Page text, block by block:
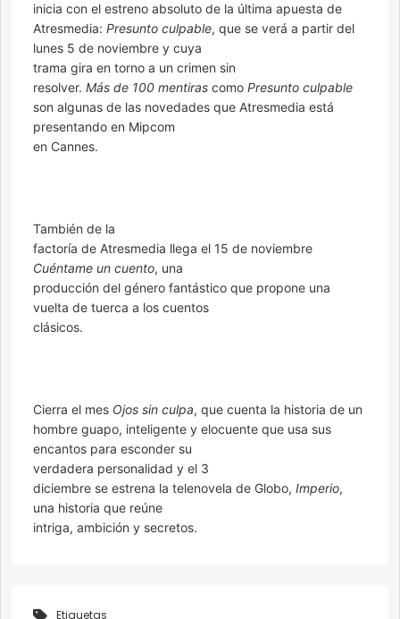
inicia con el estreno absoluto de la última apuesta de
Atresmedia: Presunto culpable, que se verá a partir del
lunes 5 de noviembre y cuya
trama gira en torno a un crimen sin
resolver. Más de 100 mentiras como Presunto culpable
son algunas de las novedades que Atresmedia está
presentando en Mipcom
en Cannes.
También de la
factoría de Atresmedia llega el 15 de noviembre
Cuéntame un cuento, una
producción del género fantástico que propone una
vuelta de tuerca a los cuentos
clásicos.
Cierra el mes Ojos sin culpa, que cuenta la historia de un
hombre guapo, inteligente y elocuente que usa sus
encantos para esconder su
verdadera personalidad y el 3
diciembre se estrena la telenovela de Globo, Imperio,
una historia que reúne
intriga, ambición y secretos.
Etiquetas